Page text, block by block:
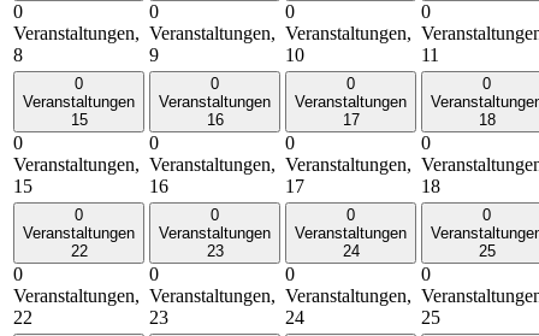
0
Veranstaltungen,
8
0
Veranstaltungen,
9
0
Veranstaltungen,
10
0
11
0
Veranstaltungen
15
0
Veranstaltungen,
15
0
Veranstaltungen
16
0
Veranstaltungen,
16
0
Veranstaltungen
17
0
Veranstaltungen,
17
0
18
0
18
0
Veranstaltungen
22
0
Veranstaltungen,
22
0
Veranstaltungen
23
0
Veranstaltungen,
23
0
Veranstaltungen
24
0
Veranstaltungen,
24
0
25
0
25